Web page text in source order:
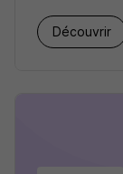
Découvrir